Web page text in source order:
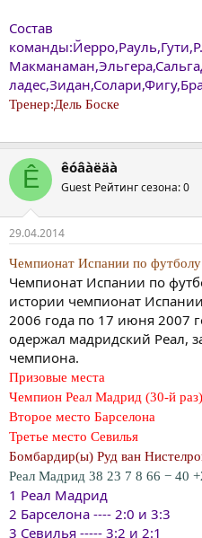
Состав
Тренер:Дель Боске
Ê êóâàëäà
Guest Рейтинг сезона: 0
29.04.2014
Чемпионат Испании по
Чемпионат Испании по
истории чемпионат
2006 года по 17 июня 2007
одержал мадридский Реал,
чемпиона.
Призовые места
Чемпион Реал Мадрид (30-й раз)
Второе место Барселона
Третье место Севилья
Бомбардир(ы) Руд ван
Реал Мадрид 38 23 7 8 66 − 40
1 Реал Мадрид
2 Барселона ---- 2:0 и 3:3
3 Севилья ----- 3:2 и 2:1